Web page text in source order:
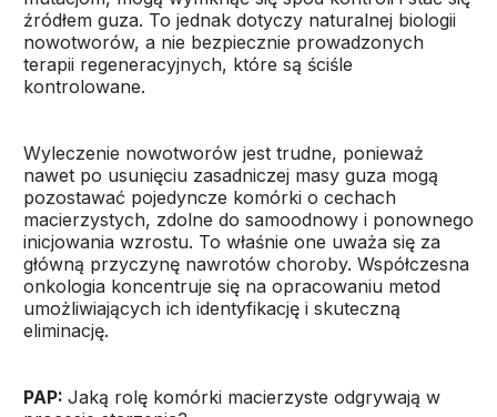
źródłem guza. To jednak dotyczy naturalnej biologii
nowotworów, a nie bezpiecznie prowadzonych
terapii regeneracyjnych, które są ściśle
kontrolowane.
Wyleczenie nowotworów jest trudne, ponieważ
nawet po usunięciu zasadniczej masy guza mogą
pozostawać pojedyncze komórki o cechach
macierzystych, zdolne do samoodnowy i ponownego
inicjowania wzrostu. To właśnie one uważa się za
główną przyczynę nawrotów choroby. Współczesna
onkologia koncentruje się na opracowaniu metod
umożliwiających ich identyfikację i skuteczną
eliminację.
PAP: Jaką rolę komórki macierzyste odgrywają w